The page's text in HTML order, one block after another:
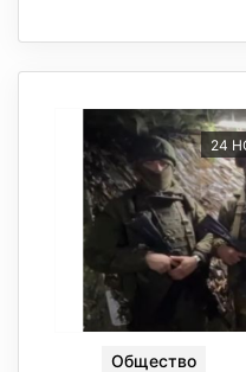
24
Общество